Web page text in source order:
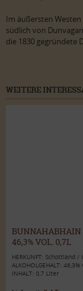
Im äußersten
südlich von
die 1830 gegründete
WEITERE
BUNNAHABHAIN
46,3% VOL. 0,7L
HERKUNFT: Schottland /
ALKOHOLGEHALT: 46,3%
INHALT: 0,7 Liter